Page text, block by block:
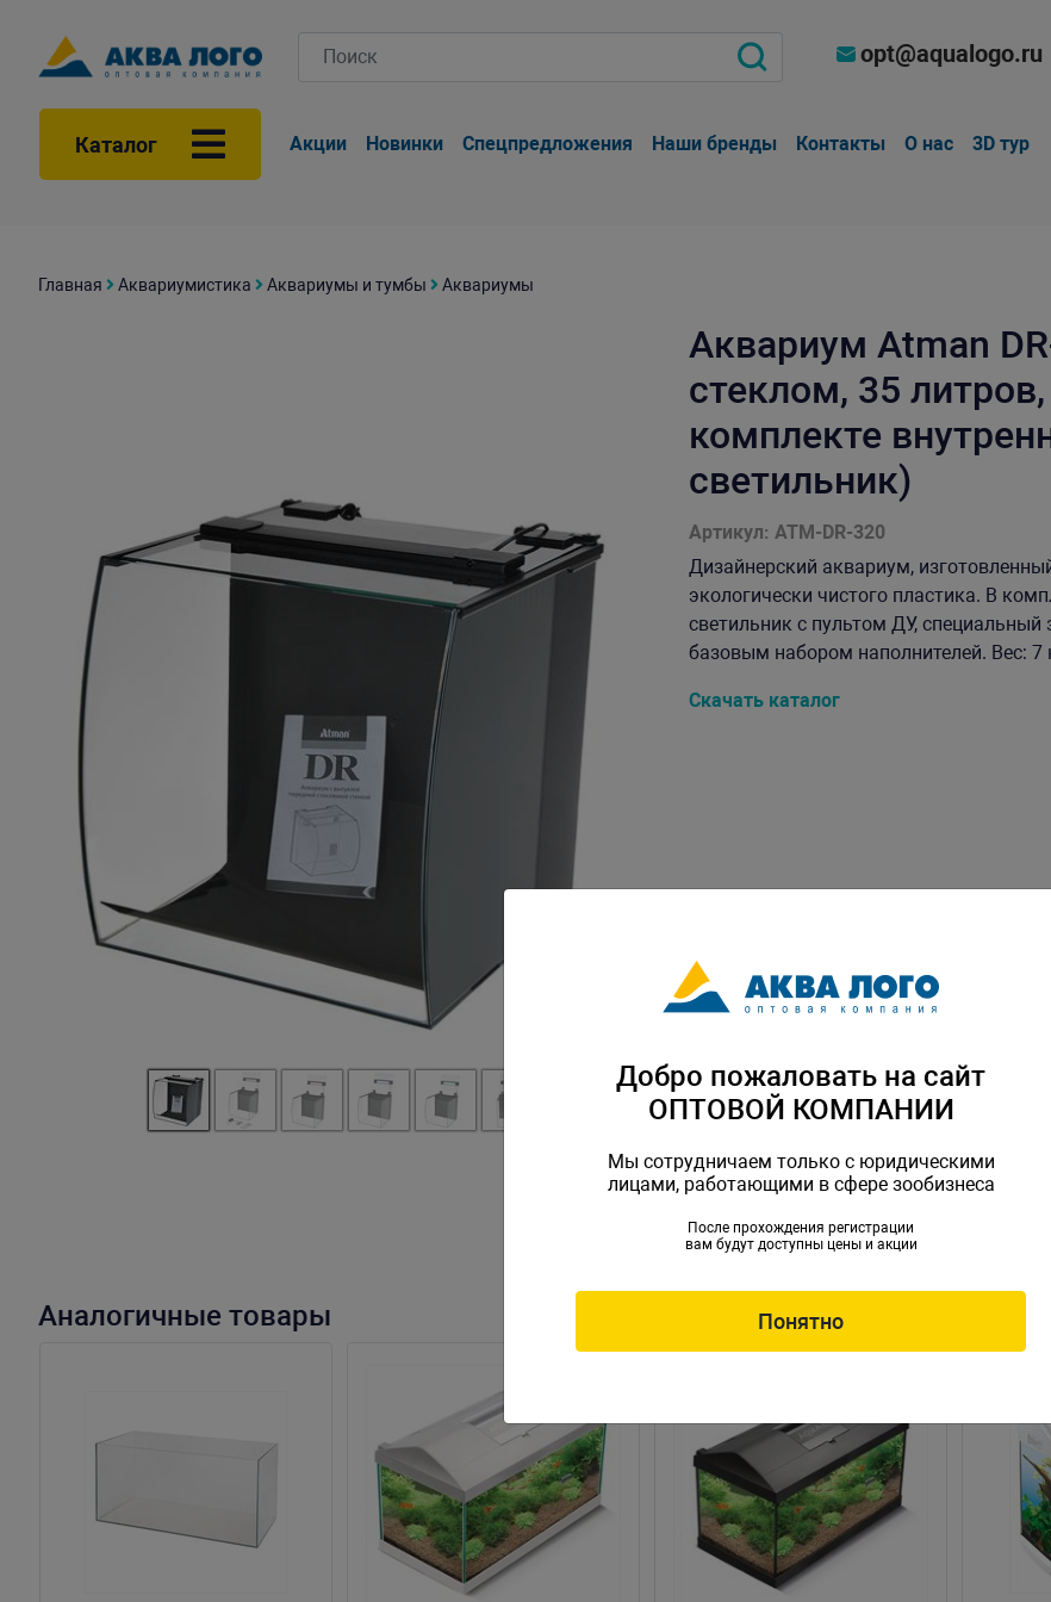
opt@aqualogo.ru
Каталог Акции Новинки Спецпредложения Наши бренды Контакты О нас 3D тур
Главная Аквариумистика Аквариумы и тумбы Аквариумы
Аквариум Atman
стеклом, 35
комплекте
светильник)
Артикул: ATM-DR-320
Дизайнерский аквариум,
экологически чистого пластика. В
светильник с пультом ДУ,
базовым набором наполнителей. Вес: 7
Скачать каталог
Аналогичные товары
Добро пожаловать на сайт
ОПТОВОЙ КОМПАНИИ
Мы сотрудничаем только с юридическими
лицами, работающими в сфере зообизнеса
После прохождения регистрации
вам будут доступны цены и акции
Понятно